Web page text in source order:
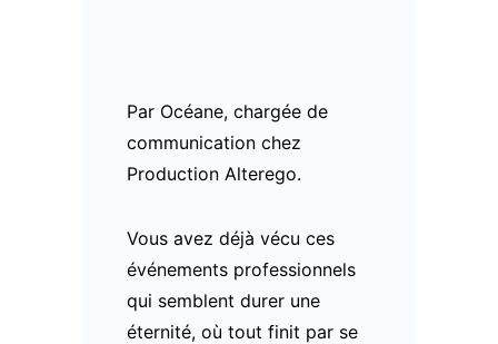
Par Océane, chargée de
communication chez
Production Alterego.
Vous avez déjà vécu ces
événements professionnels
qui semblent durer une
éternité, où tout finit par se